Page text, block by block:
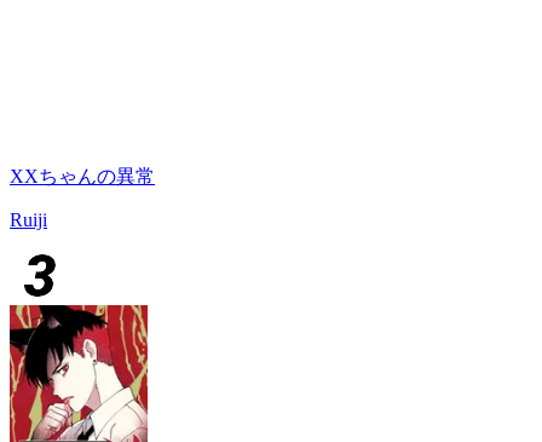
XXちゃんの異常
Ruiji